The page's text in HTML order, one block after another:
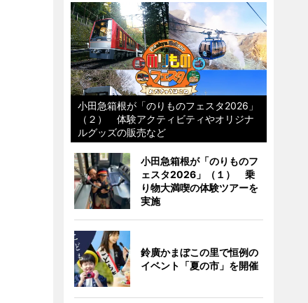
小田急箱根が「のりものフェスタ2026」
（２） 体験アクティビティやオリジナ
ルグッズの販売など
小田急箱根が「のりものフ
ェスタ2026」（１） 乗
り物大満喫の体験ツアーを
実施
鈴廣かまぼこの里で恒例の
イベント「夏の市」を開催